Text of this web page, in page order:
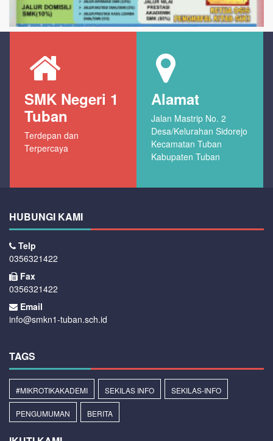
SMK Negeri 1
Tuban
Terdepan dan
Terpercaya
Alamat
Jalan Mastrip No. 2
Desa/Kelurahan Sidorejo
Kecamatan Tuban
Kabupaten Tuban
HUBUNGI KAMI
Telp
0356321422
Fax
0356321422
Email
info@smkn1-tuban.sch.id
TAGS
#MIKROTIKAKADEMI SEKILAS INFO SEKILAS-INFO
PENGUMUMAN BERITA